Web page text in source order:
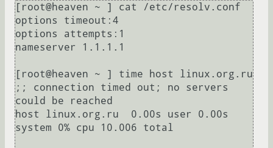
[root@heaven ~ ] cat /etc/resolv.conf
options timeout:4
options attempts:1
nameserver 1.1.1.1
[root@heaven ~ ] time host linux.org.ru
;; connection timed out; no servers
could be reached
host linux.org.ru  0.00s user 0.00s
system 0% cpu 10.006 total